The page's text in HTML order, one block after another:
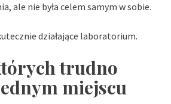
ale nie była celem samym w sobie.
działające laboratorium.
trudno
miejscu